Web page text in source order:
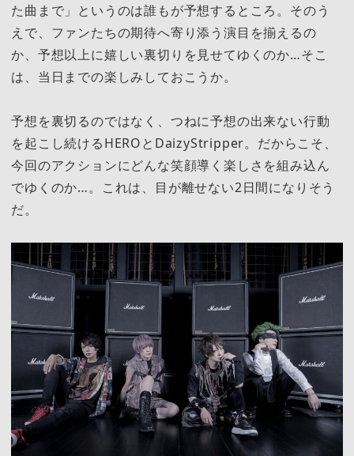
た曲まで」というのは誰もが予想するところ。そのう
えで、ファンたちの期待へ寄り添う演目を揃えるの
か、予想以上に嬉しい裏切りを見せてゆくのか…そこ
は、当日までの楽しみしておこうか。
予想を裏切るのではなく、つねに予想の出来ない行動
を起こし続けるHEROとDaizyStripper。だからこそ、
今回のアクションにどんな笑顔導く楽しさを組み込ん
でゆくのか…。これは、目が離せない2日間になりそう
だ。